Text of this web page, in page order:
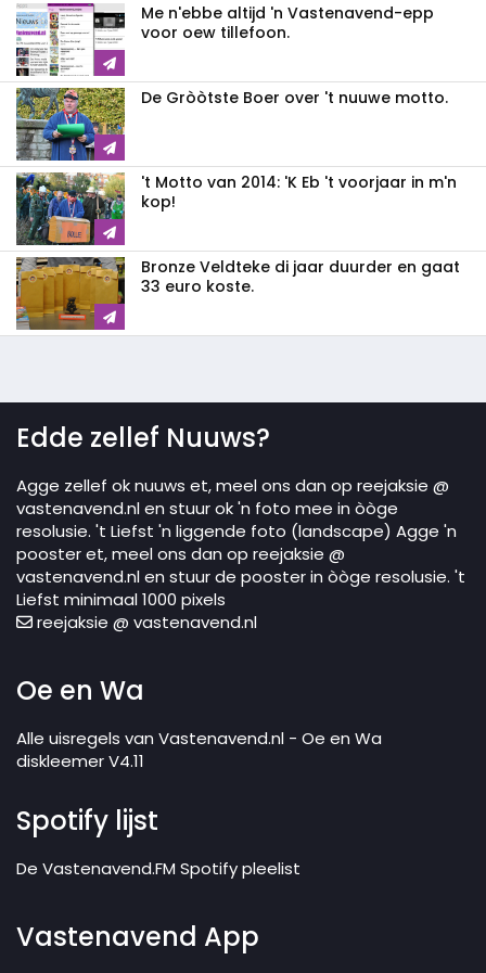
Me n'ebbe altijd 'n Vastenavend-epp
voor oew tillefoon.
De Gròòtste Boer over 't nuuwe motto.
't Motto van 2014: 'K Eb 't voorjaar in m'n
kop!
Bronze Veldteke di jaar duurder en gaat
33 euro koste.
Edde zellef Nuuws?
Agge zellef ok nuuws et, meel ons dan op reejaksie @
vastenavend.nl en stuur ok 'n foto mee in òòge
resolusie. 't Liefst 'n liggende foto (landscape) Agge 'n
pooster et, meel ons dan op reejaksie @
vastenavend.nl en stuur de pooster in òòge resolusie. 't
Liefst minimaal 1000 pixels
reejaksie @ vastenavend.nl
Oe en Wa
Alle uisregels van Vastenavend.nl - Oe en Wa
diskleemer V4.11
Spotify lijst
De Vastenavend.FM Spotify pleelist
Vastenavend App